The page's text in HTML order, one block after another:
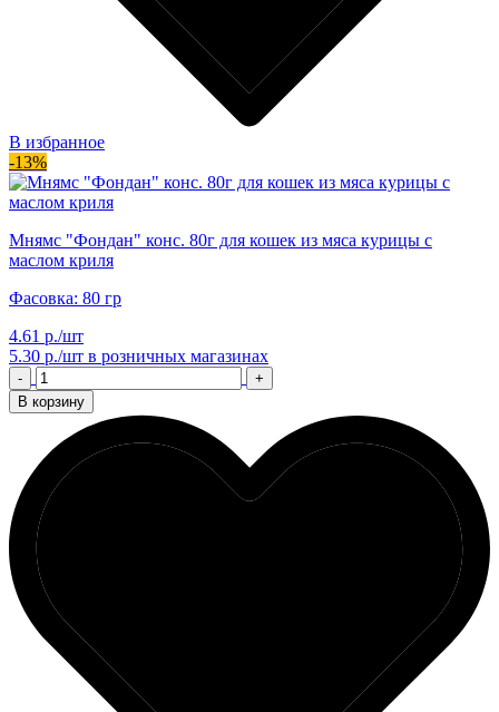
В избранное
-13%
Мнямс "Фондан" конс. 80г для кошек из мяса курицы с
маслом криля
Фасовка: 80 гр
4.61 р./шт
5.30 р./шт в розничных магазинах
-
+
В корзину